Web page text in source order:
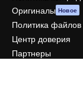
Оригиналы Новое
Политика
Центр доверия
Партнеры